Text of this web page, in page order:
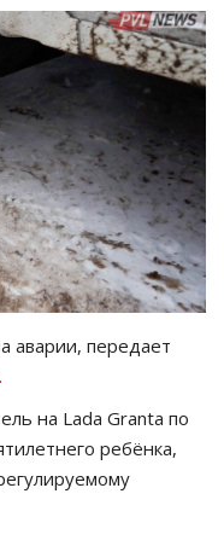
аварии, передает
на Lada Granta по
ребёнка,